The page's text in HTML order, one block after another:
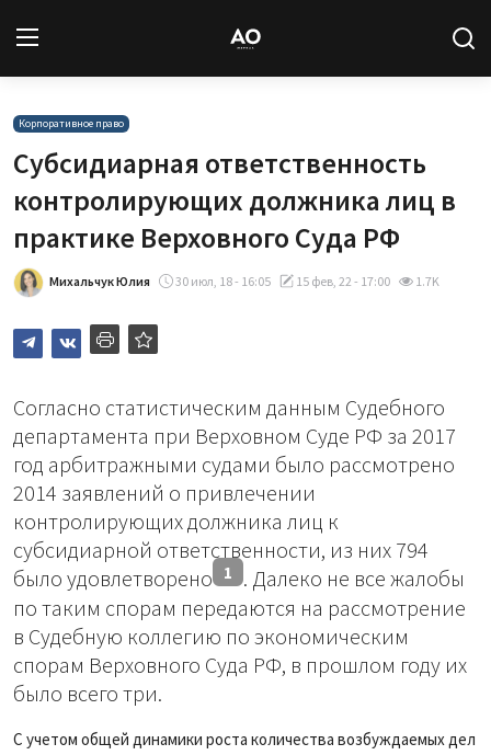
Вход
Новости
Статьи
Авторы
Архив
База знаний
Подписка
Корпоративное право
Субсидиарная ответственность
контролирующих должника лиц в
практике Верховного Суда РФ
Михальчук Юлия 30 июл, 18 - 16:05 15 фев, 22 - 17:00 1.7K
Согласно статистическим данным Судебного
департамента при Верховном Суде РФ за 2017
год арбитражными судами было рассмотрено
2014 заявлений о привлечении
контролирующих должника лиц к
субсидиарной ответственности, из них 794
было удовлетворено
1 . Далеко не все жалобы
по таким спорам передаются на рассмотрение
в Судебную коллегию по экономическим
спорам Верховного Суда РФ, в прошлом году их
было всего три.
С учетом общей динамики роста количества возбуждаемых дел